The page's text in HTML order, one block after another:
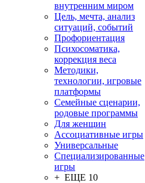
внутренним миром
Цель, мечта, анализ
ситуаций, событий
Профориентация
Психосоматика,
коррекция веса
Методики,
технологии, игровые
платформы
Семейные сценарии,
родовые программы
Для женщин
Ассоциативные игры
Универсальные
Специализированные
игры
+ ЕЩЕ 10